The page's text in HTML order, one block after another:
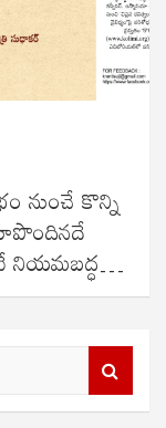
నుంచే కొన్ని
నియమబద్ధ…